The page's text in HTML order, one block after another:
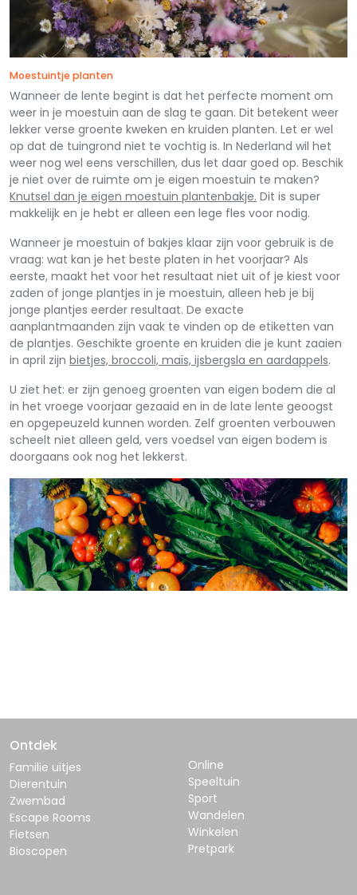
Moestuintje planten
Wanneer de lente begint is dat het perfecte moment om
weer in je moestuin aan de slag te gaan. Dit betekent weer
lekker verse groente kweken en kruiden planten. Let er wel
op dat de tuingrond niet te vochtig is. In Nederland wil het
weer nog wel eens verschillen, dus let daar goed op. Beschik
je niet over de ruimte om je eigen moestuin te maken?
Knutsel dan je eigen moestuin plantenbakje. Dit is super
makkelijk en je hebt er alleen een lege fles voor nodig.
Wanneer je moestuin of bakjes klaar zijn voor gebruik is de
vraag: wat kan je het beste platen in het voorjaar? Als
eerste, maakt het voor het resultaat niet uit of je kiest voor
zaden of jonge plantjes in je moestuin, alleen heb je bij
jonge plantjes eerder resultaat. De exacte
aanplantmaanden zijn vaak te vinden op de etiketten van
de plantjes. Geschikte groente en kruiden die je kunt zaaien
in april zijn bietjes, broccoli, maïs, ijsbergsla en aardappels.
U ziet het: er zijn genoeg groenten van eigen bodem die al
in het vroege voorjaar gezaaid en in de late lente geoogst
en opgepeuzeld kunnen worden. Zelf groenten verbouwen
scheelt niet alleen geld, vers voedsel van eigen bodem is
doorgaans ook nog het lekkerst.
Ontdek
Familie uitjes
Dierentuin
Zwembad
Escape Rooms
Fietsen
Bioscopen
Online
Speeltuin
Sport
Wandelen
Winkelen
Pretpark